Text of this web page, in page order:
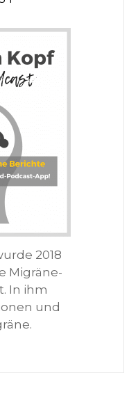
2018
Migräne-
In ihm
und